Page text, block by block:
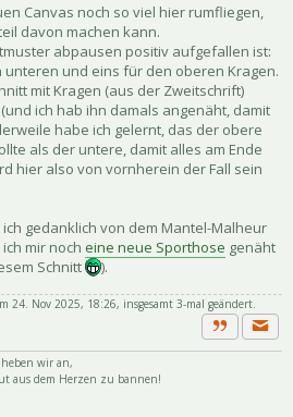
Canvas noch so viel hier rumfliegen,
davon machen kann.
abpausen positiv aufgefallen ist:
unteren und eins für den oberen Kragen.
mit Kragen (aus der Zweitschrift)
ich hab ihn damals angenäht, damit
habe ich gelernt, das der obere
als der untere, damit alles am Ende
hier also von vornherein der Fall sein
gedanklich von dem Mantel-Malheur
mir noch eine neue Sporthose genäht
Schnitt
).
24. Nov 2025, 18:26, insgesamt 3-mal geändert.
Zitat
heben wir an,
aus dem Herzen zu bannen!